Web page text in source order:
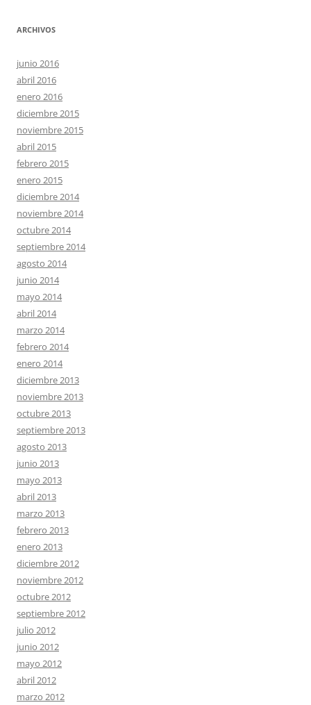
ARCHIVOS
junio 2016
abril 2016
enero 2016
diciembre 2015
noviembre 2015
abril 2015
febrero 2015
enero 2015
diciembre 2014
noviembre 2014
octubre 2014
septiembre 2014
agosto 2014
junio 2014
mayo 2014
abril 2014
marzo 2014
febrero 2014
enero 2014
diciembre 2013
noviembre 2013
octubre 2013
septiembre 2013
agosto 2013
junio 2013
mayo 2013
abril 2013
marzo 2013
febrero 2013
enero 2013
diciembre 2012
noviembre 2012
octubre 2012
septiembre 2012
julio 2012
junio 2012
mayo 2012
abril 2012
marzo 2012